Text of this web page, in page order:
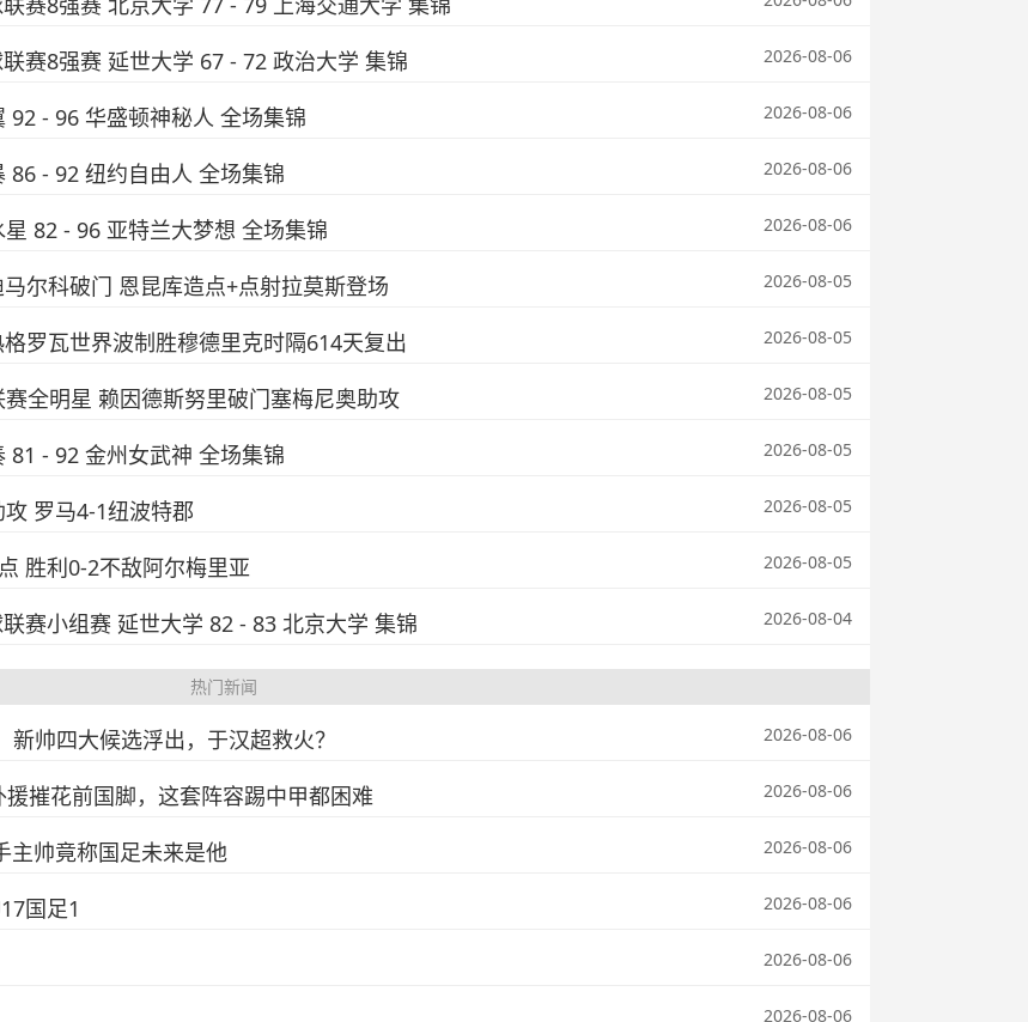
赛8强赛 延世大学 67 - 72 政治大学 集锦 2026-08-06
- 96 华盛顿神秘人 全场集锦 2026-08-06
- 92 纽约自由人 全场集锦 2026-08-06
82 - 96 亚特兰大梦想 全场集锦 2026-08-06
尔科破门 恩昆库造点+点射拉莫斯登场 2026-08-05
罗瓦世界波制胜穆德里克时隔614天复出 2026-08-05
全明星 赖因德斯努里破门塞梅尼奥助攻 2026-08-05
- 92 金州女武神 全场集锦 2026-08-05
罗马4-1纽波特郡 2026-08-05
胜利0-2不敌阿尔梅里亚 2026-08-05
赛小组赛 延世大学 82 - 83 北京大学 集锦 2026-08-04
热门新闻
帅四大候选浮出，于汉超救火？ 2026-08-06
摧花前国脚，这套阵容踢中甲都困难 2026-08-06
主帅竟称国足未来是他 2026-08-06
国足1 2026-08-06
2026-08-06
2026-08-06